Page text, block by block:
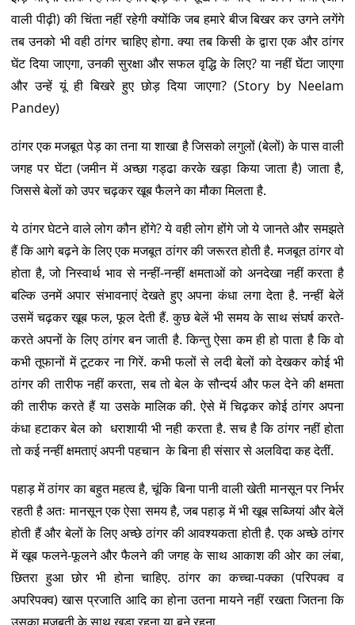
वाली पीढ़ी) की चिंता नहीं रहेगी क्योंकि जब हमारे बीज बिखर कर उगने लगेंगे
तब उनको भी वही ठांगर चाहिए होगा. क्या तब किसी के द्वारा एक और ठांगर
घेंट दिया जाएगा, उनकी सुरक्षा और सफल वृद्धि के लिए? या नहीं घेंटा जाएगा
और उन्हें यूं ही बिखरे हुए छोड़ दिया जाएगा? (Story by Neelam
Pandey)
ठांगर एक मजबूत पेड़ का तना या शाखा है जिसको लगुलों (बेलों) के पास वाली
जगह पर घेंटा (जमीन में अच्छा गड्ढा करके खड़ा किया जाता है) जाता है,
जिससे बेलों को उपर चढ़कर खूब फैलने का मौका मिलता है.
ये ठांगर घेटने वाले लोग कौन होंगे? ये वही लोग होंगे जो ये जानते और समझते
हैं कि आगे बढ़ने के लिए एक मजबूत ठांगर की जरूरत होती है. मजबूत ठांगर वो
होता है, जो निस्वार्थ भाव से नन्हीं-नन्हीं क्षमताओं को अनदेखा नहीं करता है
बल्कि उनमें अपार संभावनाएं देखते हुए अपना कंधा लगा देता है. नन्हीं बेलें
उसमें चढ़कर खूब फल, फूल देती हैं. कुछ बेलें भी समय के साथ संघर्ष करते-
करते अपनों के लिए ठांगर बन जाती है. किन्तु ऐसा कम ही हो पाता है कि वो
कभी तूफानों में टूटकर ना गिरें. कभी फलों से लदी बेलों को देखकर कोई भी
ठांगर की तारीफ नहीं करता, सब तो बेल के सौन्दर्य और फल देने की क्षमता
की तारीफ करते हैं या उसके मालिक की. ऐसे में चिढ़कर कोई ठांगर अपना
कंधा हटाकर बेल को धराशायी भी नही करता है. सच है कि ठांगर नहीं होता
तो कई नन्हीं क्षमताएं अपनी पहचान के बिना ही संसार से अलविदा कह देतीं.
पहाड़ में ठांगर का बहुत महत्व है, चूंकि बिना पानी वाली खेती मानसून पर निर्भर
रहती है अतः मानसून एक ऐसा समय है, जब पहाड़ में भी खूब सब्जियां और बेलें
होती हैं और बेलों के लिए अच्छे ठांगर की आवश्यकता होती है. एक अच्छे ठांगर
में खूब फलने-फूलने और फैलने की जगह के साथ आकाश की ओर का लंबा,
छितरा हुआ छोर भी होना चाहिए. ठांगर का कच्चा-पक्का (परिपक्व व
अपरिपक्व) खास प्रजाति आदि का होना उतना मायने नहीं रखता जितना कि